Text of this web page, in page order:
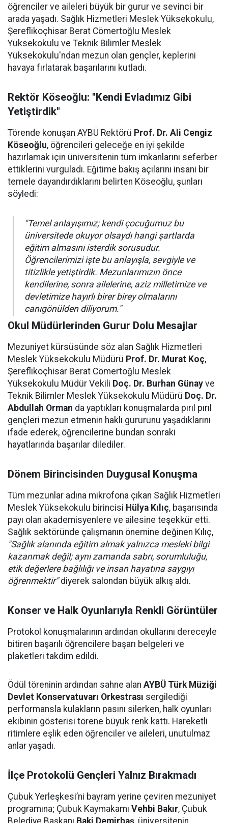
öğrenciler ve aileleri büyük bir gurur ve sevinci bir
arada yaşadı. Sağlık Hizmetleri Meslek Yüksekokulu,
Şereflikoçhisar Berat Cömertoğlu Meslek
Yüksekokulu ve Teknik Bilimler Meslek
Yüksekokulu'ndan mezun olan gençler, keplerini
havaya fırlatarak başarılarını kutladı.
Rektör Köseoğlu: "Kendi Evladımız Gibi
Yetiştirdik"
Törende konuşan AYBÜ Rektörü Prof. Dr. Ali Cengiz
Köseoğlu, öğrencileri geleceğe en iyi şekilde
hazırlamak için üniversitenin tüm imkanlarını seferber
ettiklerini vurguladı. Eğitime bakış açılarını insani bir
temele dayandırdıklarını belirten Köseoğlu, şunları
söyledi:
"Temel anlayışımız; kendi çocuğumuz bu
üniversitede okuyor olsaydı hangi şartlarda
eğitim almasını isterdik sorusudur.
Öğrencilerimizi işte bu anlayışla, sevgiyle ve
titizlikle yetiştirdik. Mezunlarımızın önce
kendilerine, sonra ailelerine, aziz milletimize ve
devletimize hayırlı birer birey olmalarını
canıgönülden diliyorum."
Okul Müdürlerinden Gurur Dolu Mesajlar
Mezuniyet kürsüsünde söz alan Sağlık Hizmetleri
Meslek Yüksekokulu Müdürü Prof. Dr. Murat Koç,
Şereflikoçhisar Berat Cömertoğlu Meslek
Yüksekokulu Müdür Vekili Doç. Dr. Burhan Günay ve
Teknik Bilimler Meslek Yüksekokulu Müdürü Doç. Dr.
Abdullah Orman da yaptıkları konuşmalarda pırıl pırıl
gençleri mezun etmenin haklı gururunu yaşadıklarını
ifade ederek, öğrencilerine bundan sonraki
hayatlarında başarılar dilediler.
Dönem Birincisinden Duygusal Konuşma
Tüm mezunlar adına mikrofona çıkan Sağlık Hizmetleri
Meslek Yüksekokulu birincisi Hülya Kılıç, başarısında
payı olan akademisyenlere ve ailesine teşekkür etti.
Sağlık sektöründe çalışmanın önemine değinen Kılıç,
"Sağlık alanında eğitim almak yalnızca mesleki bilgi
kazanmak değil; aynı zamanda sabrı, sorumluluğu,
etik değerlere bağlılığı ve insan hayatına saygıyı
öğrenmektir"diyerek salondan büyük alkış aldı.
Konser ve Halk Oyunlarıyla Renkli Görüntüler
Protokol konuşmalarının ardından okullarını dereceyle
bitiren başarılı öğrencilere başarı belgeleri ve
plaketleri takdim edildi.
Ödül töreninin ardından sahne alan AYBÜ Türk Müziği
Devlet Konservatuvarı Orkestrası sergilediği
performansla kulakların pasını silerken, halk oyunları
ekibinin gösterisi törene büyük renk kattı. Hareketli
ritimlere eşlik eden öğrenciler ve aileleri, unutulmaz
anlar yaşadı.
İlçe Protokolü Gençleri Yalnız Bırakmadı
Çubuk Yerleşkesi’ni bayram yerine çeviren mezuniyet
programına; Çubuk Kaymakamı Vehbi Bakır, Çubuk
Belediye Başkanı Baki Demirbaş , üniversitenin